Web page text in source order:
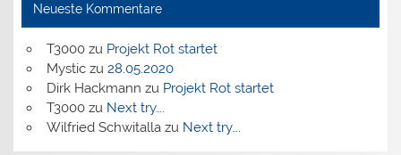
Neueste Kommentare
T3000zu Projekt Rot startet
Mysticzu 28.05.2020
Dirk Hackmann zu Projekt Rot startet
T3000zu Next try….
Wilfried Schwitallazu Next try….